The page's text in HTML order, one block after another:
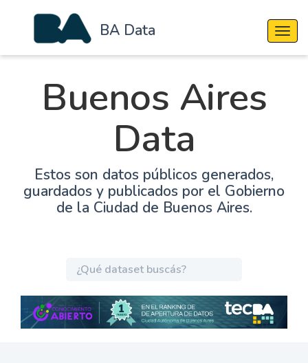
BA Data
Buenos Aires
Data
Estos son datos públicos generados,
guardados y publicados por el Gobierno
de la Ciudad de Buenos Aires.